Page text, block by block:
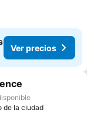
Ver precios
de la ciudad